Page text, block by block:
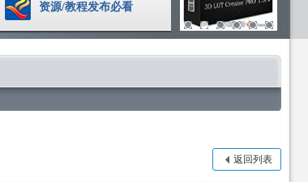
资源/教程发布必看
返回列表